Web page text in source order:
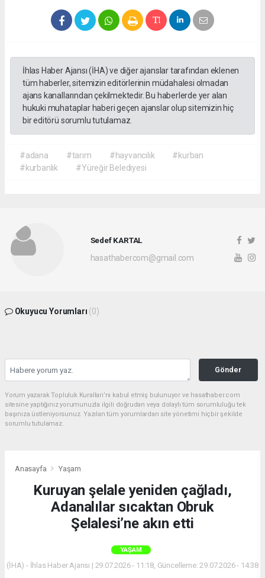
İhlas Haber Ajansı (İHA) ve diğer ajanslar tarafından eklenen
tüm haberler, sitemizin editörlerinin müdahalesi olmadan
ajans kanallarından çekilmektedir. Bu haberlerde yer alan
hukuki muhataplar haberi geçen ajanslar olup sitemizin hiç
bir editörü sorumlu tutulamaz.
#adana #tarım #hayvancılık
#kurban
#kurbanlık
#Yüreğir Belediyesi
Sedef KARTAL
hasathabercom@gmail.com
Okuyucu Yorumları (0)
Gönder
Yorum yazarak Topluluk Kuralları’nı kabul etmiş bulunuyor ve hasathaber.com
sitesine yaptığınız yorumunuzla ilgili doğrudan veya dolaylı tüm sorumluluğu tek
başınıza üstleniyorsunuz. Yazılan tüm yorumlardan site yönetimi hiçbir şekilde
sorumlu tutulamaz.
Anasayfa Yaşam
Kuruyan şelale yeniden çağladı,
Adanalılar sıcaktan Obruk
Şelalesi’ne akın etti
YAŞAM
(İHA) - İhlas Haber Ajansı | 29.07.2026 - 11:18, Güncelleme: 29.07.2026 - 14:38